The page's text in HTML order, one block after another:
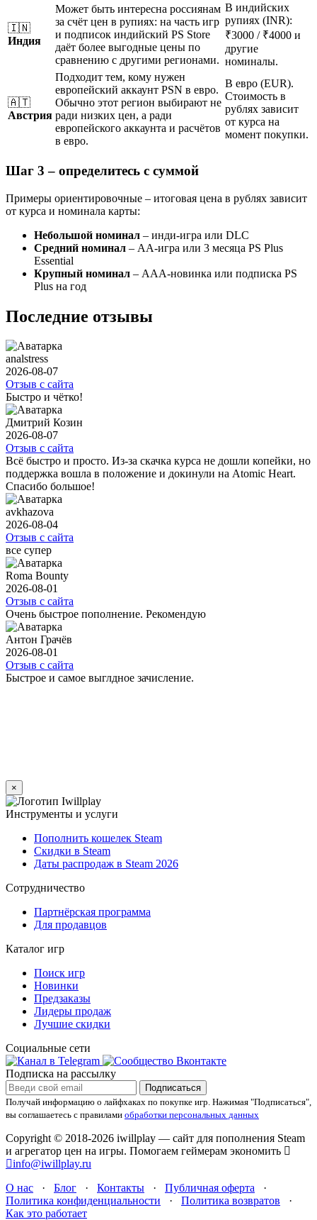
🇮🇳
Индия
Может быть интересна россиянам
за счёт цен в рупиях: на часть игр
и подписок индийский PS Store
даёт более выгодные цены по
сравнению с другими регионами.
В индийских
рупиях (INR):
₹3000 / ₹4000 и
другие
номиналы.
🇦🇹
Австрия
Подходит тем, кому нужен
европейский аккаунт PSN в евро.
Обычно этот регион выбирают не
ради низких цен, а ради
европейского аккаунта и расчётов
в евро.
В евро (EUR).
Стоимость в
рублях зависит
от курса на
момент покупки.
Шаг 3 – определитесь с суммой
Примеры ориентировочные – итоговая цена в рублях зависит
от курса и номинала карты:
Небольшой номинал – инди-игра или DLC
Средний номинал – AA-игра или 3 месяца PS Plus
Essential
Крупный номинал – AAA-новинка или подписка PS
Plus на год
Последние отзывы
analstress
2026-08-07
Отзыв с сайта
Быстро и чётко!
Дмитрий Козин
2026-08-07
Отзыв с сайта
Всё быстро и просто. Из-за скачка курса не дошли копейки, но
поддержка вошла в положение и докинули на Atomic Heart.
Спасибо большое!
avkhazova
2026-08-04
Отзыв с сайта
все супер
Roma Bounty
2026-08-01
Отзыв с сайта
Очень быстрое пополнение. Рекомендую
Антон Грачёв
2026-08-01
Отзыв с сайта
Быстрое и самое выглдное зачисление.
×
Инструменты и услуги
Пополнить кошелек Steam
Скидки в Steam
Даты распродаж в Steam 2026
Сотрудничество
Партнёрская программа
Для продавцов
Каталог игр
Поиск игр
Новинки
Предзаказы
Лидеры продаж
Лучшие скидки
Социальные сети
Подписка на рассылку
Подписаться
Получай информацию о лайфхаках по покупке игр. Нажимая "Подписаться",
вы соглашаетесь с правилами обработки персональных данных
Copyright © 2018-2026 iwillplay — сайт для пополнения Steam
и агрегатор цен на игры. Помогаем геймерам экономить
info@iwillplay.ru
О нас · Блог · Контакты · Публичная оферта ·
Политика конфиденциальности · Политика возвратов ·
Как это работает